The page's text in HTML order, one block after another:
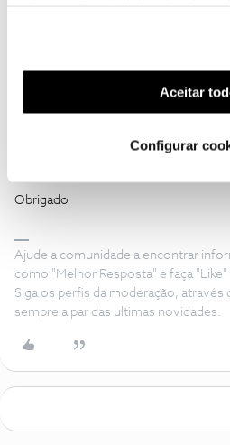
funcionalidades (cookies de
funcionalidade) e adaptar
(cookies de publicidade
utilização dos cookies clicando
Aceitar
Configurar
João H.
Envie-nos, por favor, uma mensagem
Obrigado
Ajude a comunidade a encontrar
como "Melhor Resposta" e faça
Siga os perfis da moderação, através
sempre a par das ultimas novidades.